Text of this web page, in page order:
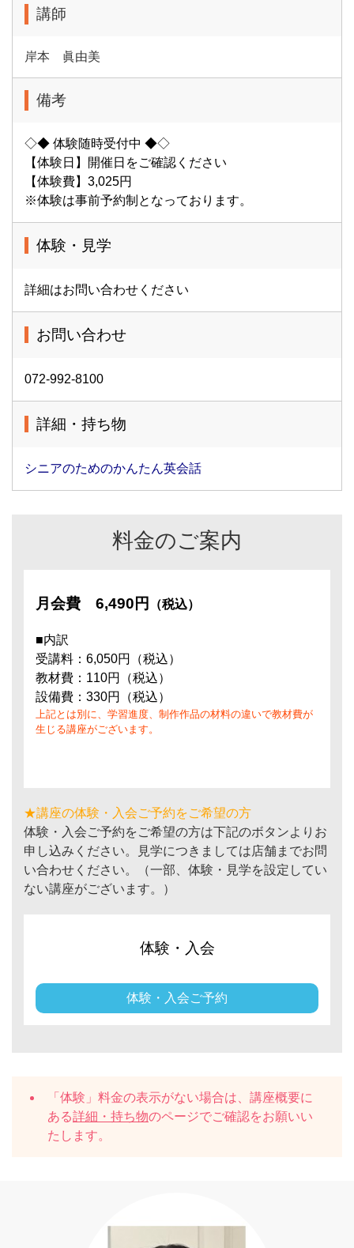
講師
岸本 眞由美
備考
◇◆ 体験随時受付中 ◆◇
【体験日】開催日をご確認ください
【体験費】3,025円
※体験は事前予約制となっております。
体験・見学
詳細はお問い合わせください
お問い合わせ
072-992-8100
詳細・持ち物
シニアのためのかんたん英会話
料金のご案内
月会費 6,490円 （税込）
■内訳
受講料：6,050円（税込）
教材費：110円（税込）
設備費：330円（税込）
上記とは別に、学習進度、制作作品の材料の違いで教材費が
生じる講座がございます。
★講座の体験・入会ご予約をご希望の方
体験・入会ご予約をご希望の方は下記のボタンよりお
申し込みください。見学につきましては店舗までお問
い合わせください。（一部、体験・見学を設定してい
ない講座がございます。）
体験・入会
体験・入会ご予約
「体験」料金の表示がない場合は、講座概要に
ある詳細・持ち物のページでご確認をお願いい
たします。